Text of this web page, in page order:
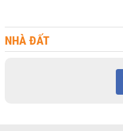
NHÀ ĐẤT